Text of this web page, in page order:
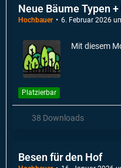
Neue Bäume Typen
Hochbauer 6. Februar 2026
Mit diesem
Platzierbar
38 Downloads
Besen für den Hof